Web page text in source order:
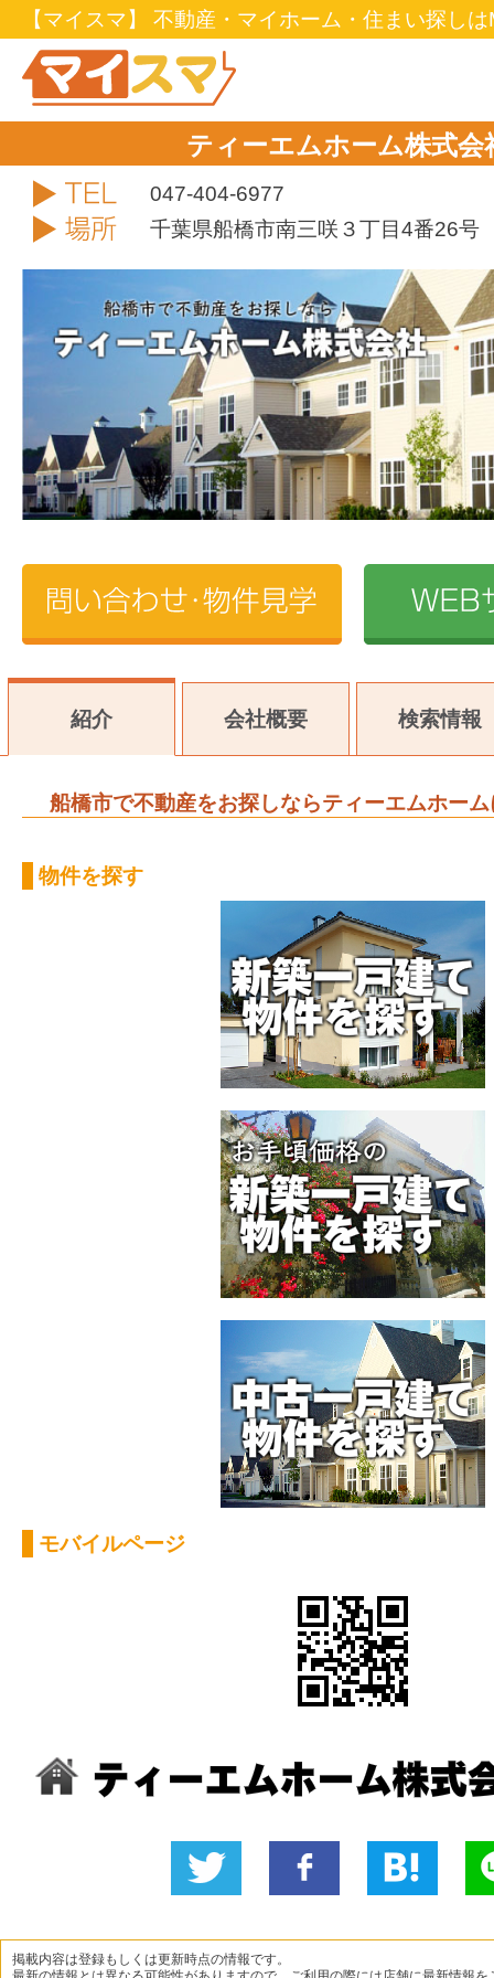
【マイスマ】 不動産・マイホーム・住まい探し
ティーエムホーム株式
TEL047-404-6977
住所千葉県船橋市南三咲３丁目4番26号
紹介 会社概要 検索情報
船橋市で不動産をお探しならティーエムホー
物件を探す
モバイルページ
に投稿
ね！
掲載内容は登録もしくは更新時点の情報です。